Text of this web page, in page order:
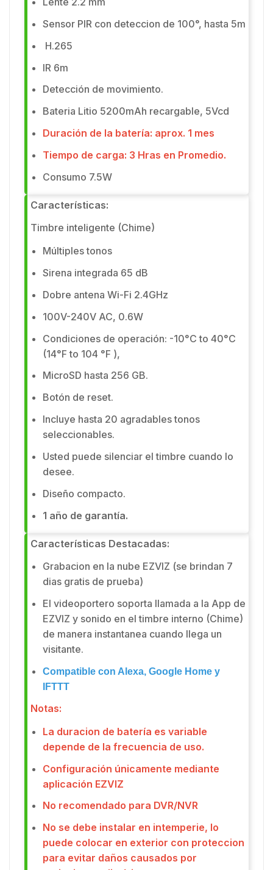
Sensor PIR con deteccion de 100°, hasta 5m
H.265
IR 6m
Detección de movimiento.
Bateria Litio 5200mAh recargable, 5Vcd
Duración de la batería: aprox. 1 mes
Tiempo de carga: 3 Hras en Promedio.
Consumo 7.5W
Características:
Timbre inteligente (Chime)
Múltiples tonos
Sirena integrada 65 dB
Dobre antena Wi-Fi 2.4GHz
100V-240V AC, 0.6W
Condiciones de operación: -10°C to 40°C
(14°F to 104 °F ),
MicroSD hasta 256 GB.
Botón de reset.
Incluye hasta 20 agradables tonos
seleccionables.
Usted puede silenciar el timbre cuando lo
desee.
Diseño compacto.
1 año de garantía.
Características Destacadas:
Grabacion en la nube EZVIZ (se brindan 7
dias gratis de prueba)
El videoportero soporta llamada a la App de
EZVIZ y sonido en el timbre interno (Chime)
de manera instantanea cuando llega un
visitante.
Compatible con Alexa, Google Home y
IFTTT
Notas:
La duracion de batería es variable
depende de la frecuencia de uso.
Configuración únicamente mediante
aplicación EZVIZ
No recomendado para DVR/NVR
No se debe instalar en intemperie, lo
puede colocar en exterior con proteccion
para evitar daños causados por